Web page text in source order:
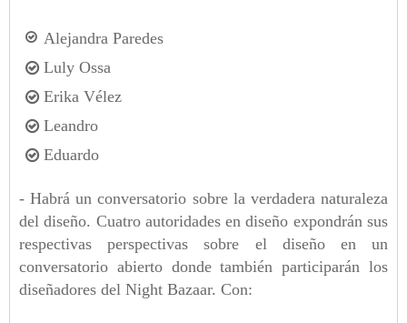
Alejandra Paredes
Luly Ossa
Erika Vélez
Leandro
Eduardo
- Habrá un conversatorio sobre la verdadera naturaleza
del diseño. Cuatro autoridades en diseño expondrán sus
respectivas perspectivas sobre el diseño en un
conversatorio abierto donde también participarán los
diseñadores del Night Bazaar. Con: